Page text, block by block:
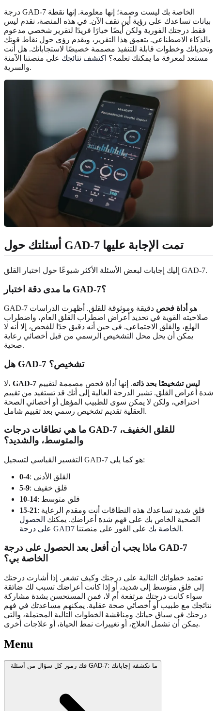
درجة GAD-7 الخاصة بك ليست وصمة؛ إنها معلومة. إنها نقطة
بيانات تساعدك على رؤية أين تقف الآن. في هذه المنصة، نقدم ليس
فقط درجتك الفورية ولكن أيضًا خيارًا فريدًا لتقرير شخصي مدعوم
بالذكاء الاصطناعي. يتعمق هذا التقرير، ويقدم رؤى حول نقاط قوتك
وتحدياتك وخطوات قابلة للتنفيذ مصممة خصيصًا لاستجاباتك. هل أنت
مستعد لمعرفة ما يمكنك تعلمه؟ اكتشف نتائجك على منصتنا الآمنة
والسرية.
أسئلتك حول GAD-7 تمت الإجابة عليها
إليك إجابات لبعض الأسئلة الأكثر شيوعًا حول اختبار القلق GAD-7.
ما مدى دقة اختبار GAD-7؟
GAD-7 هو أداة فحص دقيقة وموثوقة للقلق. أظهرت الدراسات
صلاحيته القوية في تحديد أعراض اضطراب القلق العام، واضطراب
الهلع، والقلق الاجتماعي. في حين أنه دقيق جدًا للفحص، إلا أنه لا
يمكن أن يحل محل التشخيص الرسمي من قبل أخصائي رعاية
صحية.
هل GAD-7 تشخيص؟
لا، GAD-7 ليس تشخيصًا بحد ذاته. إنها أداة فحص مصممة لتقييم
شدة أعراض القلق. تشير الدرجة العالية إلى أنك قد تستفيد من تقييم
احترافي، ولكن لا يمكن سوى للطبيب المؤهل أو أخصائي الصحة
العقلية تقديم تشخيص رسمي بعد تقييم شامل.
ما هي نطاقات درجات GAD-7 للقلق الخفيف،
والمتوسط، والشديد؟
التفسير القياسي لتسجيل GAD-7 هو كما يلي:
0-4 : القلق الأدنى
5-9 : قلق خفيف
10-14 : قلق متوسط
15-21: قلق شديد تساعدك هذه النطاقات أنت ومقدم الرعاية
الصحية الخاص بك على فهم شدة أعراضك. يمكنك الحصول
على درجة GAD7 الخاصة بك على الفور على منصتنا.
ماذا يجب أن أفعل بعد الحصول على درجة GAD-7
الخاصة بي؟
تعتمد خطواتك التالية على درجتك وكيف تشعر. إذا أشارت درجتك
إلى قلق متوسط إلى شديد، أو إذا كانت أعراضك تسبب لك ضائقة
سواء كانت درجتك مرتفعة أم لا، فمن المستحسن بشدة مشاركة
نتائجك مع طبيب أو أخصائي صحة عقلية. يمكنهم مساعدتك في فهم
درجتك في سياق حياتك ومناقشة الخطوات التالية المحتملة، والتي
يمكن أن تشمل العلاج، أو تغييرات نمط الحياة، أو علاجات أخرى.
Menu
فك رموز كل سؤال من أسئلة GAD-7: ما تكشفه إجاباتك